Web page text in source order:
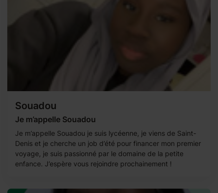
Souadou
Je m’appelle Souadou
Je m’appelle Souadou je suis lycéenne, je viens de Saint-
Denis et je cherche un job d’été pour financer mon premier
voyage, je suis passionné par le domaine de la petite
enfance. J’espère vous rejoindre prochainement !